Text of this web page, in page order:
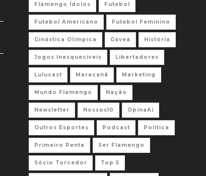
Flamengo Ídolos Futebol
Futebol Americano Futebol Feminino
Ginástica Olimpica Gávea História
Jogos Inesquecíveis Libertadores
Lulucast Maracanã Marketing
Mundo Flamengo Nação
Newsletter Nossos10 OpinaAi
Outros Esportes Podcast Política
Primeiro Penta Ser Flamengo
Sócio Torcedor Top 5